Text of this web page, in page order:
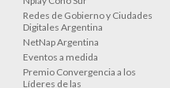
Redes de Gobierno y Ciudades
Digitales Argentina
NetNap Argentina
Eventos a medida
Premio Convergencia a los
Líderes de las